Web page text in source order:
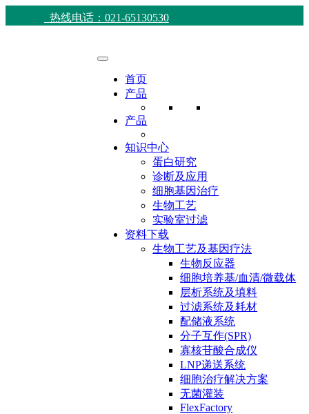
热线电话：021-65130530
首页
产品
产品
知识中心
蛋白研究
诊断及应用
细胞基因治疗
生物工艺
实验室过滤
资料下载
生物工艺及基因疗法
生物反应器
细胞培养基/血清/微载体
层析系统及填料
过滤系统及耗材
配储液系统
分子互作(SPR)
寡核苷酸合成仪
LNP递送系统
细胞治疗解决方案
无菌灌装
FlexFactory